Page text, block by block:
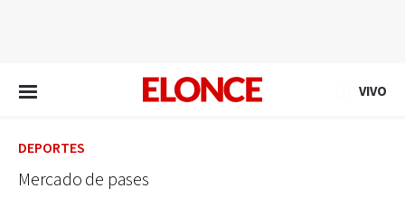
VIVO
DEPORTES
Mercado de pases